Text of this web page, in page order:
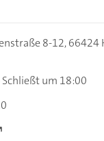
8-12,66424
Schließt um 18:00